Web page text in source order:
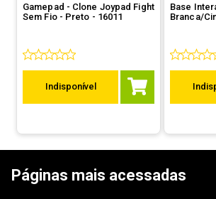
Gamepad - Clone Joypad Fight
Sem Fio - Preto - 16011
Indisponível
Base
Branca/
Páginas mais acessadas
jonsbo
fractal
9º
controle
10